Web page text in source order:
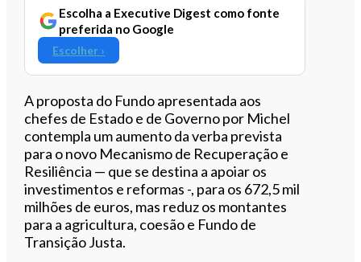
Escolha a Executive Digest como fonte
preferida no Google
Escolher ›
A proposta do Fundo apresentada aos
chefes de Estado e de Governo por Michel
contempla um aumento da verba prevista
para o novo Mecanismo de Recuperação e
Resiliência — que se destina a apoiar os
investimentos e reformas -, para os 672,5 mil
milhões de euros, mas reduz os montantes
para a agricultura, coesão e Fundo de
Transição Justa.